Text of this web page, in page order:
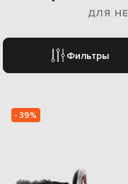
ДЛЯ
Фильтры
- 39%